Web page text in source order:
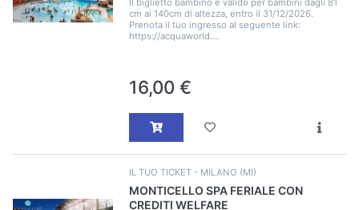
Il biglietto bambino è valido per bambini dagli 81
cm ai 140cm di altezza, entro il 31/12/2026.
Prenota il tuo ingresso al seguente link:
https://acquaworld....
16,00 €
IL TUO TICKET - MILANO (MI)
MONTICELLO SPA FERIALE CON
CREDITI WELFARE